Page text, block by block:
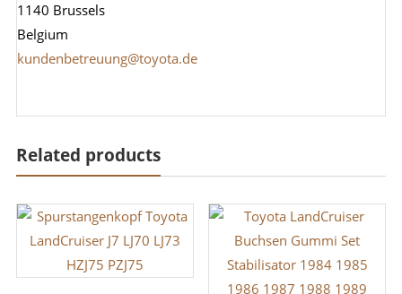
1140 Brussels
Belgium
kundenbetreuung@toyota.de
Related products